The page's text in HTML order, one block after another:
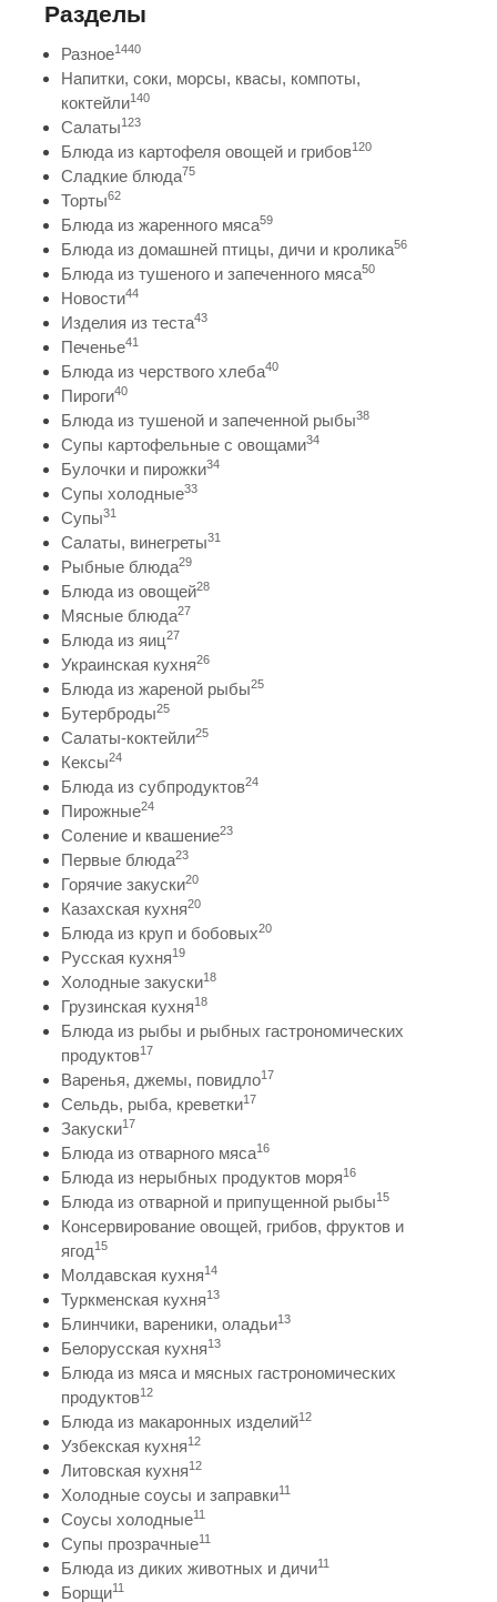
Разделы
Разное1440
Напитки, соки, морсы, квасы, компоты,
коктейли140
Салаты123
Блюда из картофеля овощей и грибов120
Сладкие блюда75
Торты62
Блюда из жаренного мяса59
Блюда из домашней птицы, дичи и кролика56
Блюда из тушеного и запеченного мяса50
Новости44
Изделия из теста43
Печенье41
Блюда из черствого хлеба40
Пироги40
Блюда из тушеной и запеченной рыбы38
Супы картофельные с овощами34
Булочки и пирожки34
Супы холодные33
Супы31
Салаты, винегреты31
Рыбные блюда29
Блюда из овощей28
Мясные блюда27
Блюда из яиц27
Украинская кухня26
Блюда из жареной рыбы25
Бутерброды25
Салаты-коктейли25
Кексы24
Блюда из субпродуктов24
Пирожные24
Соление и квашение23
Первые блюда23
Горячие закуски20
Казахская кухня20
Блюда из круп и бобовых20
Русская кухня19
Холодные закуски18
Грузинская кухня18
Блюда из рыбы и рыбных гастрономических
продуктов17
Варенья, джемы, повидло17
Сельдь, рыба, креветки17
Закуски17
Блюда из отварного мяса16
Блюда из нерыбных продуктов моря16
Блюда из отварной и припущенной рыбы15
Консервирование овощей, грибов, фруктов и
ягод15
Молдавская кухня14
Туркменская кухня13
Блинчики, вареники, оладьи13
Белорусская кухня13
Блюда из мяса и мясных гастрономических
продуктов12
Блюда из макаронных изделий12
Узбекская кухня12
Литовская кухня12
Холодные соусы и заправки11
Соусы холодные11
Супы прозрачные11
Блюда из диких животных и дичи11
Борщи11